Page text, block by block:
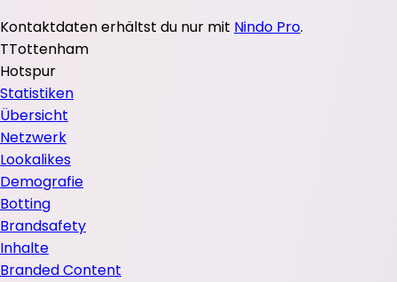
Kontaktdaten erhältst du nur mit Nindo Pro.
TTottenham
Hotspur
Statistiken
Übersicht
Netzwerk
Lookalikes
Demografie
Botting
Brandsafety
Inhalte
Branded Content